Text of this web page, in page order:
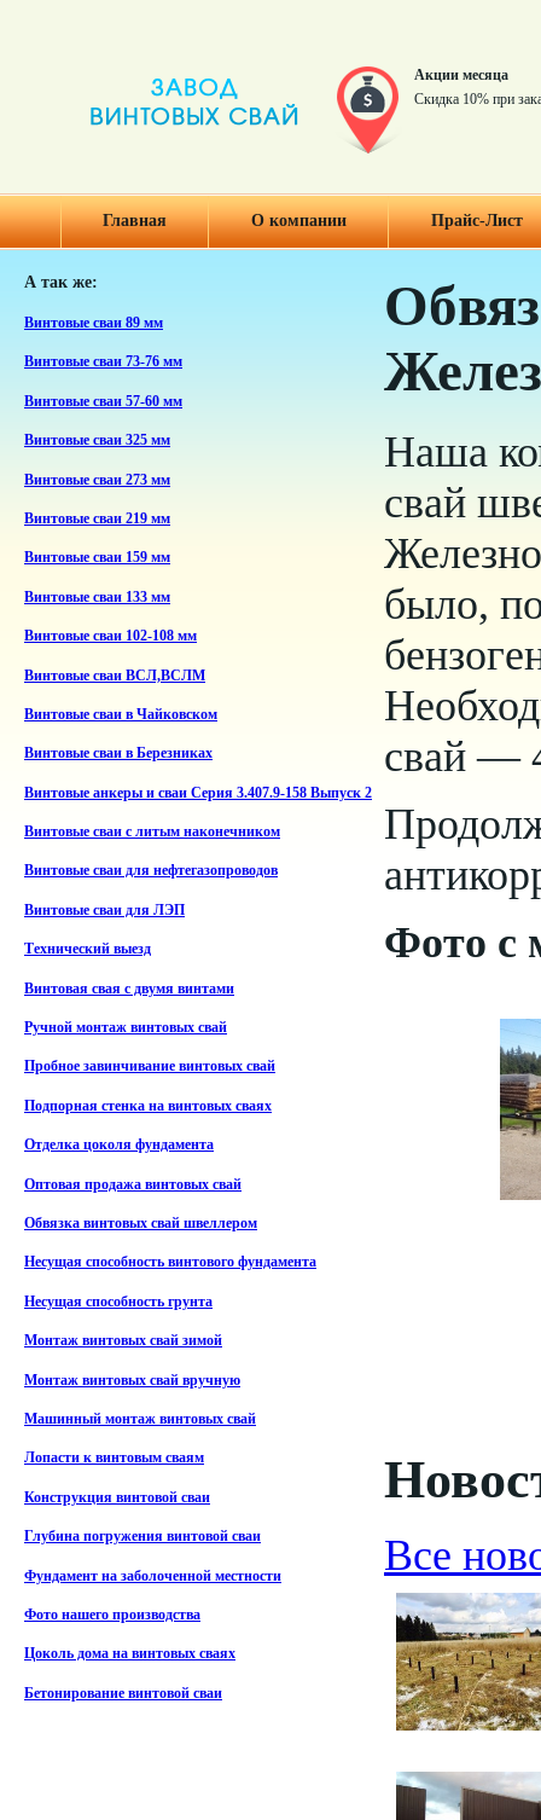
Акции месяца
Скидка 10% при
Главная О компании Прайс-Лист
А так же:
Винтовые сваи 89 мм
Винтовые сваи 73-76 мм
Винтовые сваи 57-60 мм
Винтовые сваи 325 мм
Винтовые сваи 273 мм
Винтовые сваи 219 мм
Винтовые сваи 159 мм
Винтовые сваи 133 мм
Винтовые сваи 102-108 мм
Винтовые сваи ВСЛ,ВСЛМ
Винтовые сваи в Чайковском
Винтовые сваи в Березниках
Винтовые анкеры и сваи Серия 3.407.9-158 Выпуск 2
Винтовые сваи с литым наконечником
Винтовые сваи для нефтегазопроводов
Винтовые сваи для ЛЭП
Технический выезд
Винтовая свая с двумя винтами
Ручной монтаж винтовых свай
Пробное завинчивание винтовых свай
Подпорная стенка на винтовых сваях
Отделка цоколя фундамента
Оптовая продажа винтовых свай
Обвязка винтовых свай швеллером
Несущая способность винтового фундамента
Несущая способность грунта
Монтаж винтовых свай зимой
Монтаж винтовых свай вручную
Машинный монтаж винтовых свай
Лопасти к винтовым сваям
Конструкция винтовой сваи
Глубина погружения винтовой сваи
Фундамент на заболоченной местности
Фото нашего производства
Цоколь дома на винтовых сваях
Бетонирование винтовой сваи
Наша
свай
было,
свай —
Фото с
Все